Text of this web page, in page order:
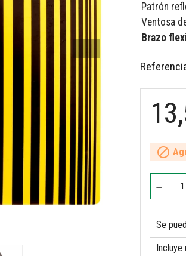
Patrón
Ventosa
Brazo

Se